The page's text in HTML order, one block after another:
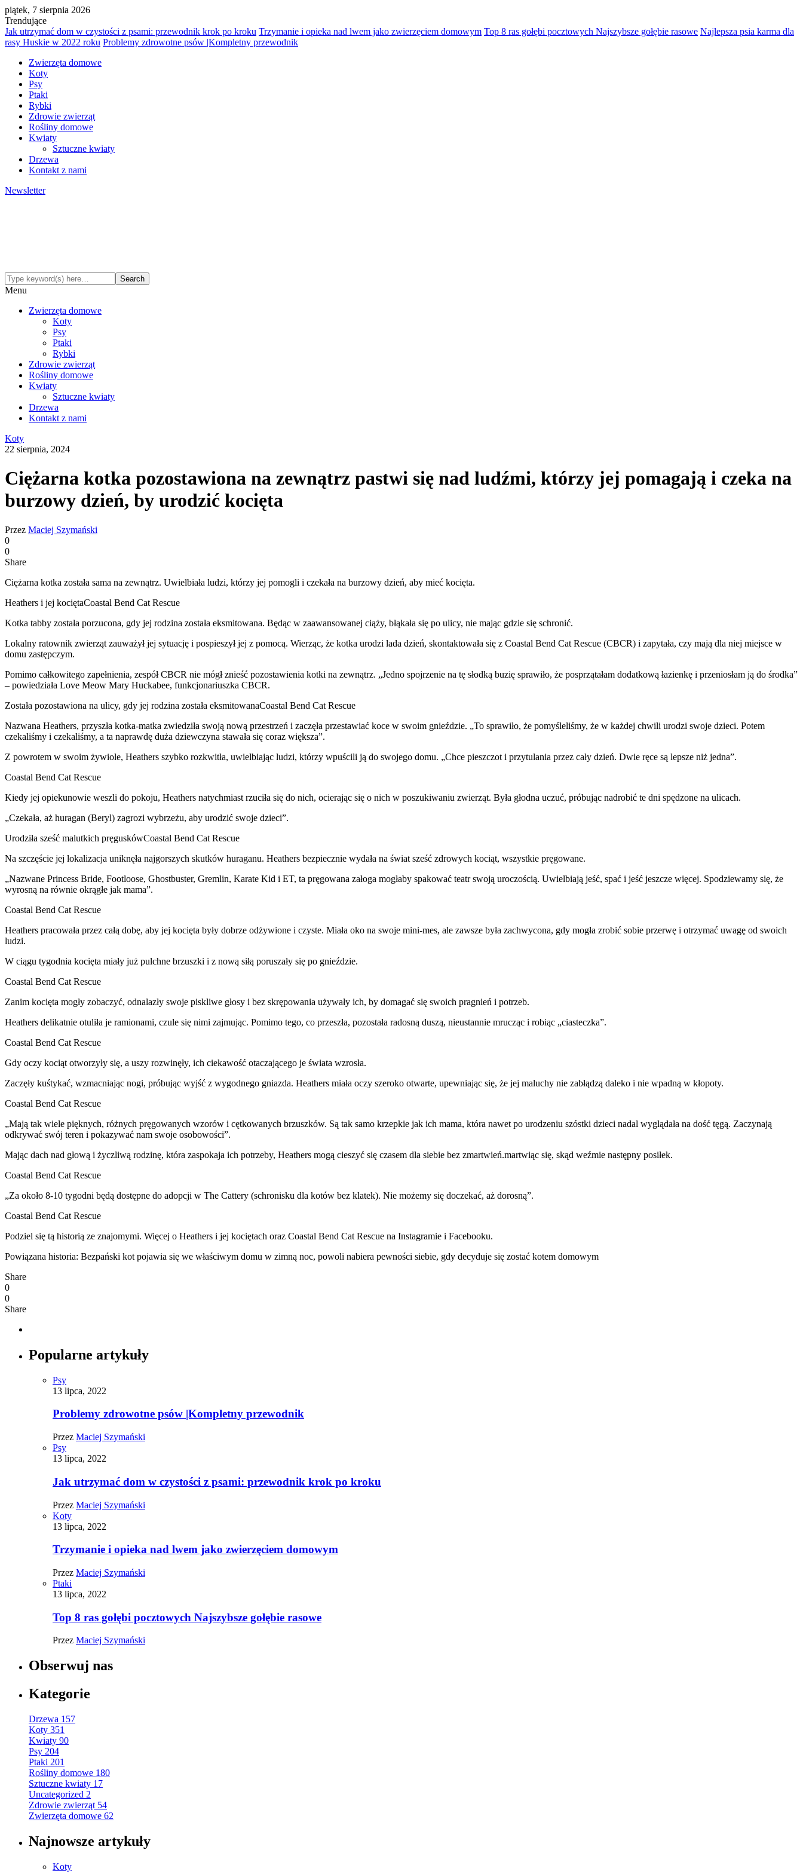
piątek, 7 sierpnia 2026
Trendujące
Jak utrzymać dom w czystości z psami: przewodnik krok po kroku Trzymanie i opieka nad lwem jako zwierzęciem domowym Top 8 ras gołębi pocztowych Najszybsze gołębie rasowe Najlepsza psia karma dla
rasy Huskie w 2022 roku Problemy zdrowotne psów |Kompletny przewodnik
Zwierzęta domowe
Koty
Psy
Ptaki
Rybki
Zdrowie zwierząt
Rośliny domowe
Kwiaty
Sztuczne kwiaty
Drzewa
Kontakt z nami
Newsletter
Menu
Zwierzęta domowe
Koty
Psy
Ptaki
Rybki
Zdrowie zwierząt
Rośliny domowe
Kwiaty
Sztuczne kwiaty
Drzewa
Kontakt z nami
Koty
22 sierpnia, 2024
Ciężarna kotka pozostawiona na zewnątrz pastwi się nad ludźmi, którzy jej pomagają i czeka na
burzowy dzień, by urodzić kocięta
Przez Maciej Szymański
0
0
Share
Ciężarna kotka została sama na zewnątrz. Uwielbiała ludzi, którzy jej pomogli i czekała na burzowy dzień, aby mieć kocięta.
Heathers i jej kociętaCoastal Bend Cat Rescue
Kotka tabby została porzucona, gdy jej rodzina została eksmitowana. Będąc w zaawansowanej ciąży, błąkała się po ulicy, nie mając gdzie się schronić.
Lokalny ratownik zwierząt zauważył jej sytuację i pospieszył jej z pomocą. Wierząc, że kotka urodzi lada dzień, skontaktowała się z Coastal Bend Cat Rescue (CBCR) i zapytała, czy mają dla niej miejsce w
domu zastępczym.
Pomimo całkowitego zapełnienia, zespół CBCR nie mógł znieść pozostawienia kotki na zewnątrz. „Jedno spojrzenie na tę słodką buzię sprawiło, że posprzątałam dodatkową łazienkę i przeniosłam ją do środka”
– powiedziała Love Meow Mary Huckabee, funkcjonariuszka CBCR.
Została pozostawiona na ulicy, gdy jej rodzina została eksmitowanaCoastal Bend Cat Rescue
Nazwana Heathers, przyszła kotka-matka zwiedziła swoją nową przestrzeń i zaczęła przestawiać koce w swoim gnieździe. „To sprawiło, że pomyśleliśmy, że w każdej chwili urodzi swoje dzieci. Potem
czekaliśmy i czekaliśmy, a ta naprawdę duża dziewczyna stawała się coraz większa”.
Z powrotem w swoim żywiole, Heathers szybko rozkwitła, uwielbiając ludzi, którzy wpuścili ją do swojego domu. „Chce pieszczot i przytulania przez cały dzień. Dwie ręce są lepsze niż jedna”.
Coastal Bend Cat Rescue
Kiedy jej opiekunowie weszli do pokoju, Heathers natychmiast rzuciła się do nich, ocierając się o nich w poszukiwaniu zwierząt. Była głodna uczuć, próbując nadrobić te dni spędzone na ulicach.
„Czekała, aż huragan (Beryl) zagrozi wybrzeżu, aby urodzić swoje dzieci”.
Urodziła sześć malutkich pręguskówCoastal Bend Cat Rescue
Na szczęście jej lokalizacja uniknęła najgorszych skutków huraganu. Heathers bezpiecznie wydała na świat sześć zdrowych kociąt, wszystkie pręgowane.
„Nazwane Princess Bride, Footloose, Ghostbuster, Gremlin, Karate Kid i ET, ta pręgowana załoga mogłaby spakować teatr swoją uroczością. Uwielbiają jeść, spać i jeść jeszcze więcej. Spodziewamy się, że
wyrosną na równie okrągłe jak mama”.
Coastal Bend Cat Rescue
Heathers pracowała przez całą dobę, aby jej kocięta były dobrze odżywione i czyste. Miała oko na swoje mini-mes, ale zawsze była zachwycona, gdy mogła zrobić sobie przerwę i otrzymać uwagę od swoich
ludzi.
W ciągu tygodnia kocięta miały już pulchne brzuszki i z nową siłą poruszały się po gnieździe.
Coastal Bend Cat Rescue
Zanim kocięta mogły zobaczyć, odnalazły swoje piskliwe głosy i bez skrępowania używały ich, by domagać się swoich pragnień i potrzeb.
Heathers delikatnie otuliła je ramionami, czule się nimi zajmując. Pomimo tego, co przeszła, pozostała radosną duszą, nieustannie mrucząc i robiąc „ciasteczka”.
Coastal Bend Cat Rescue
Gdy oczy kociąt otworzyły się, a uszy rozwinęły, ich ciekawość otaczającego je świata wzrosła.
Zaczęły kuśtykać, wzmacniając nogi, próbując wyjść z wygodnego gniazda. Heathers miała oczy szeroko otwarte, upewniając się, że jej maluchy nie zabłądzą daleko i nie wpadną w kłopoty.
Coastal Bend Cat Rescue
„Mają tak wiele pięknych, różnych pręgowanych wzorów i cętkowanych brzuszków. Są tak samo krzepkie jak ich mama, która nawet po urodzeniu szóstki dzieci nadal wyglądała na dość tęgą. Zaczynają
odkrywać swój teren i pokazywać nam swoje osobowości”.
Mając dach nad głową i życzliwą rodzinę, która zaspokaja ich potrzeby, Heathers mogą cieszyć się czasem dla siebie bez zmartwień.martwiąc się, skąd weźmie następny posiłek.
Coastal Bend Cat Rescue
„Za około 8-10 tygodni będą dostępne do adopcji w The Cattery (schronisku dla kotów bez klatek). Nie możemy się doczekać, aż dorosną”.
Coastal Bend Cat Rescue
Podziel się tą historią ze znajomymi. Więcej o Heathers i jej kociętach oraz Coastal Bend Cat Rescue na Instagramie i Facebooku.
Powiązana historia: Bezpański kot pojawia się we właściwym domu w zimną noc, powoli nabiera pewności siebie, gdy decyduje się zostać kotem domowym
Share
0
0
Share
Popularne artykuły
Psy
13 lipca, 2022
Problemy zdrowotne psów |Kompletny przewodnik
Przez Maciej Szymański
Psy
13 lipca, 2022
Jak utrzymać dom w czystości z psami: przewodnik krok po kroku
Przez Maciej Szymański
Koty
13 lipca, 2022
Trzymanie i opieka nad lwem jako zwierzęciem domowym
Przez Maciej Szymański
Ptaki
13 lipca, 2022
Top 8 ras gołębi pocztowych Najszybsze gołębie rasowe
Przez Maciej Szymański
Obserwuj nas
Kategorie
Drzewa 157
Koty 351
Kwiaty 90
Psy 204
Ptaki 201
Rośliny domowe 180
Sztuczne kwiaty 17
Uncategorized 2
Zdrowie zwierząt 54
Zwierzęta domowe 62
Najnowsze artykuły
Koty